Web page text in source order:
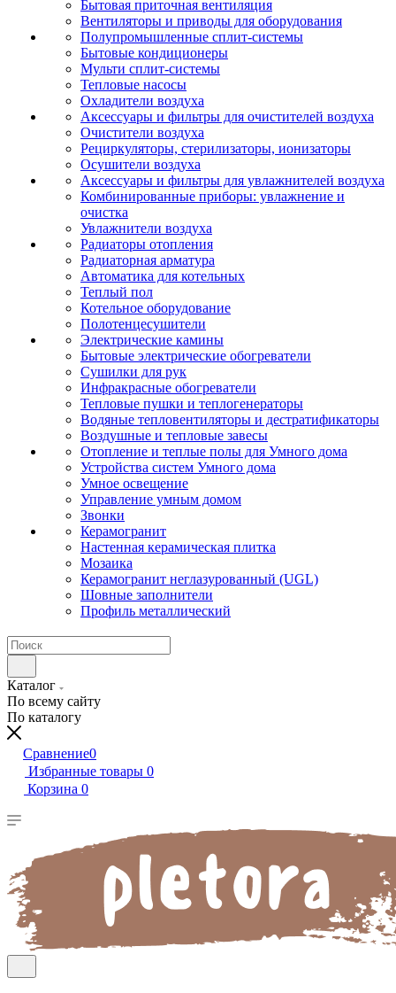
Бытовая приточная вентиляция
Вентиляторы и приводы для оборудования
Полупромышленные сплит-системы
Бытовые кондиционеры
Мульти сплит-системы
Тепловые насосы
Охладители воздуха
Аксессуары и фильтры для очистителей воздуха
Очистители воздуха
Рециркуляторы, стерилизаторы, ионизаторы
Осушители воздуха
Аксессуары и фильтры для увлажнителей воздуха
Комбинированные приборы: увлажнение и
очистка
Увлажнители воздуха
Радиаторы отопления
Радиаторная арматура
Автоматика для котельных
Теплый пол
Котельное оборудование
Полотенцесушители
Электрические камины
Бытовые электрические обогреватели
Сушилки для рук
Инфракрасные обогреватели
Тепловые пушки и теплогенераторы
Водяные тепловентиляторы и дестратификаторы
Воздушные и тепловые завесы
Отопление и теплые полы для Умного дома
Устройства систем Умного дома
Умное освещение
Управление умным домом
Звонки
Керамогранит
Настенная керамическая плитка
Мозаика
Керамогранит неглазурованный (UGL)
Шовные заполнители
Профиль металлический
Каталог
По всему сайту
По каталогу
Сравнение0
Избранные товары 0
Корзина 0